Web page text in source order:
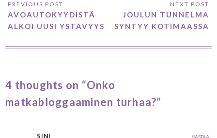
AVOAUTOKYYDISTÄ
ALKOI UUSI YSTÄVYYS
JOULUN TUNNELMA
SYNTYY KOTIMAASSA
4 thoughts on “Onko
matkabloggaaminen turhaa?”
SINI VASTAA